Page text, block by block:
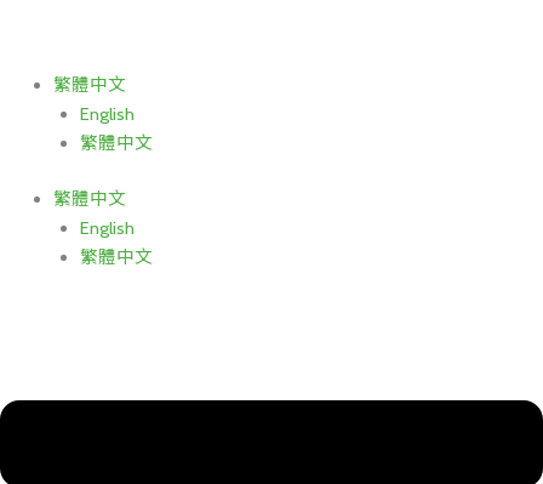
繁體中文
English
繁體中文
繁體中文
English
繁體中文